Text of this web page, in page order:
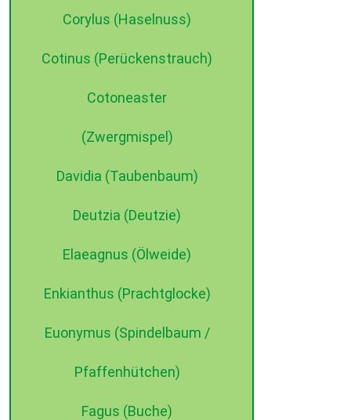
Corylus (Haselnuss)
Cotinus (Perückenstrauch)
Cotoneaster
(Zwergmispel)
Davidia (Taubenbaum)
Deutzia (Deutzie)
Elaeagnus (Ölweide)
Enkianthus (Prachtglocke)
Euonymus (Spindelbaum /
Pfaffenhütchen)
Fagus (Buche)